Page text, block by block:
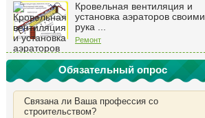
Кровельная вентиляция и
установка аэраторов своими
рука ...
Ремонт
Обязательный опрос
Связана ли Ваша профессия со
строительством?